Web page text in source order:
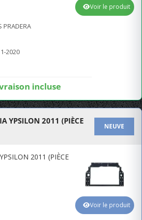
PRADERA
2020
incluse
Voir le produit
YPSILON 2011 (PIÈCE
NEUVE
2011 (PIÈCE
Voir le produit